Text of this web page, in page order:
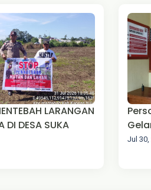
LARANGAN
DI DESA SUKA
Jul 30,